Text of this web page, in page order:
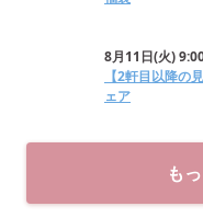
8月11日(火)
【2軒目以降の
ェア
も